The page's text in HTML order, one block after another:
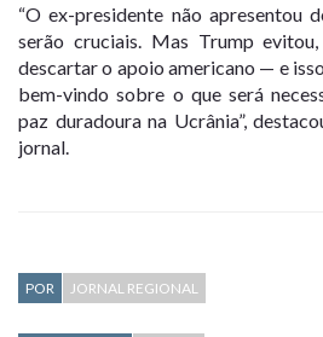
“O ex-presidente não apresentou
serão cruciais. Mas Trump
descartar o apoio americano — e
bem-vindo sobre o que será
paz duradoura na Ucrânia”,
jornal.
POR JORNAL REGIONAL